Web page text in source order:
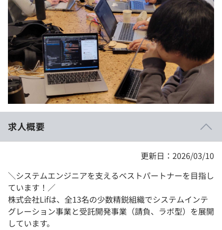
就活成功ガイド
プラン
個人向けプラン
法人向けプラン
学校向けプラン
note
求人概要
更新日：2026/03/10
＼システムエンジニアを支えるベストパートナーを目指し
ています！／
株式会社Lifは、全13名の少数精鋭組織でシステムインテ
グレーション事業と受託開発事業（請負、ラボ型）を展開
しています。